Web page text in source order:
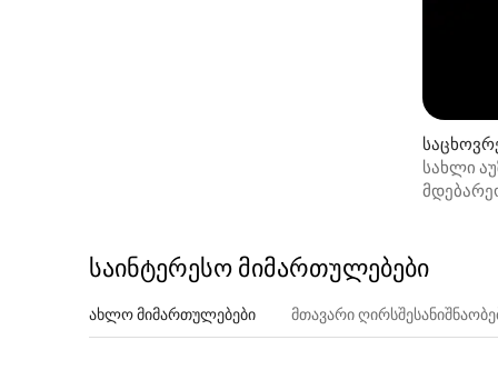
სახლი
საინტერესო მიმართულებები
ახლო მიმართულებები მთავარი